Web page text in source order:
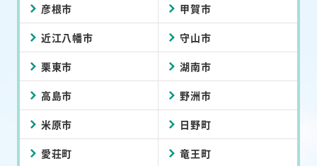
彦根市 甲賀市
近江八幡市 守山市
栗東市 湖南市
高島市 野洲市
米原市 日野町
愛荘町 竜王町